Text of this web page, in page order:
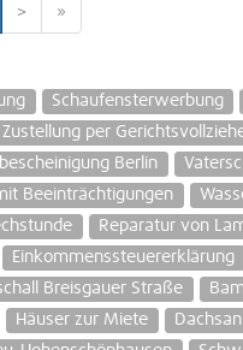
> »
Schaufensterwerbung
Zustellung per
Berlin
Beeinträchtigungen
Reparatur von
Einkommenssteuererklärung
Breisgauer Straße
Häuser zur Miete